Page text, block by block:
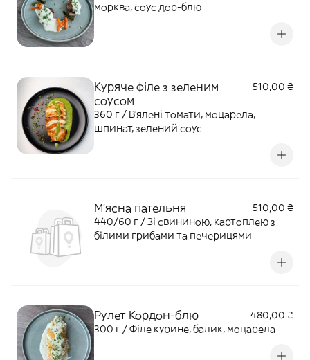
морква, соус дор-блю
Куряче філе з зеленим
соусом
510,00 ₴
360 г / В'ялені томати, моцарела,
шпинат, зелений соус
М'ясна пательня
510,00 ₴
440/60 г / Зі свининою, картоплею з
білими грибами та печерицями
Рулет Кордон-блю
480,00 ₴
300 г / Філе курине, балик, моцарела